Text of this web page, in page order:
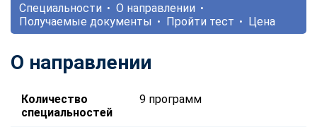
Специальности
О направлении
Получаемые документы
Пройти тест Цена
О направлении
Количество
специальностей
9 программ